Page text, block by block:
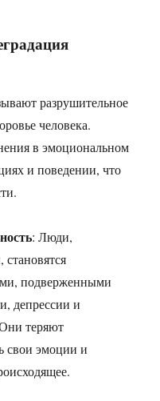
разрушительное
человека.
в эмоциональном
и поведении, что
: Люди,
подверженными
депрессии и
теряют
свои эмоции и